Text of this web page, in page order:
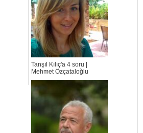
Tanşıl Kılıç'a 4 soru |
Mehmet Özçataloğlu